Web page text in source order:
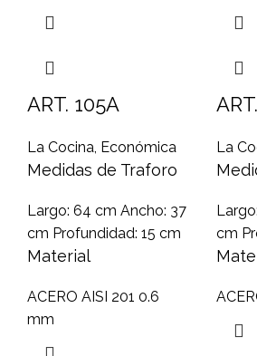
ART. 105A
La Cocina, Económica
Medidas de Traforo
Largo: 64 cm Ancho: 37
cm Profundidad: 15 cm
Material
ACERO AISI 201 0.6
mm
La
cm